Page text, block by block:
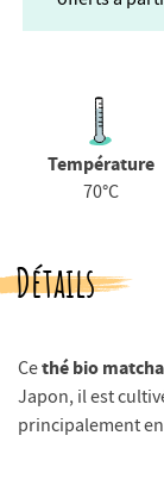
Température
70°C
Détails
Cethé bio
Japon, il est
principalement